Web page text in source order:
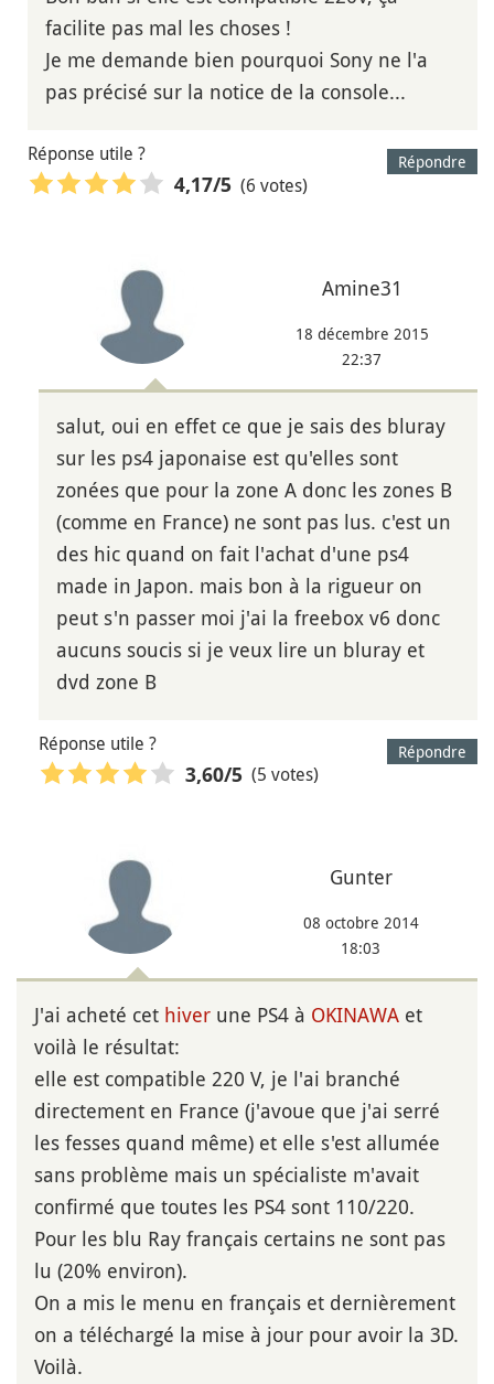
facilite pas mal les choses !
Je me demande bien pourquoi Sony ne l'a
pas précisé sur la notice de la console...
Répondre
Réponse utile ?
4,17/5 (6 votes)
Amine31
18 décembre 2015
22:37
salut, oui en effet ce que je sais des bluray
sur les ps4 japonaise est qu'elles sont
zonées que pour la zone A donc les zones B
(comme en France) ne sont pas lus. c'est un
des hic quand on fait l'achat d'une ps4
made in Japon. mais bon à la rigueur on
peut s'n passer moi j'ai la freebox v6 donc
aucuns soucis si je veux lire un bluray et
dvd zone B
Répondre
Réponse utile ?
3,60/5 (5 votes)
Gunter
08 octobre 2014
18:03
J'ai acheté cet hiver une PS4 à OKINAWA et
voilà le résultat:
elle est compatible 220 V, je l'ai branché
directement en France (j'avoue que j'ai serré
les fesses quand même) et elle s'est allumée
sans problème mais un spécialiste m'avait
confirmé que toutes les PS4 sont 110/220.
Pour les blu Ray français certains ne sont pas
lu (20% environ).
On a mis le menu en français et dernièrement
on a téléchargé la mise à jour pour avoir la 3D.
Voilà.